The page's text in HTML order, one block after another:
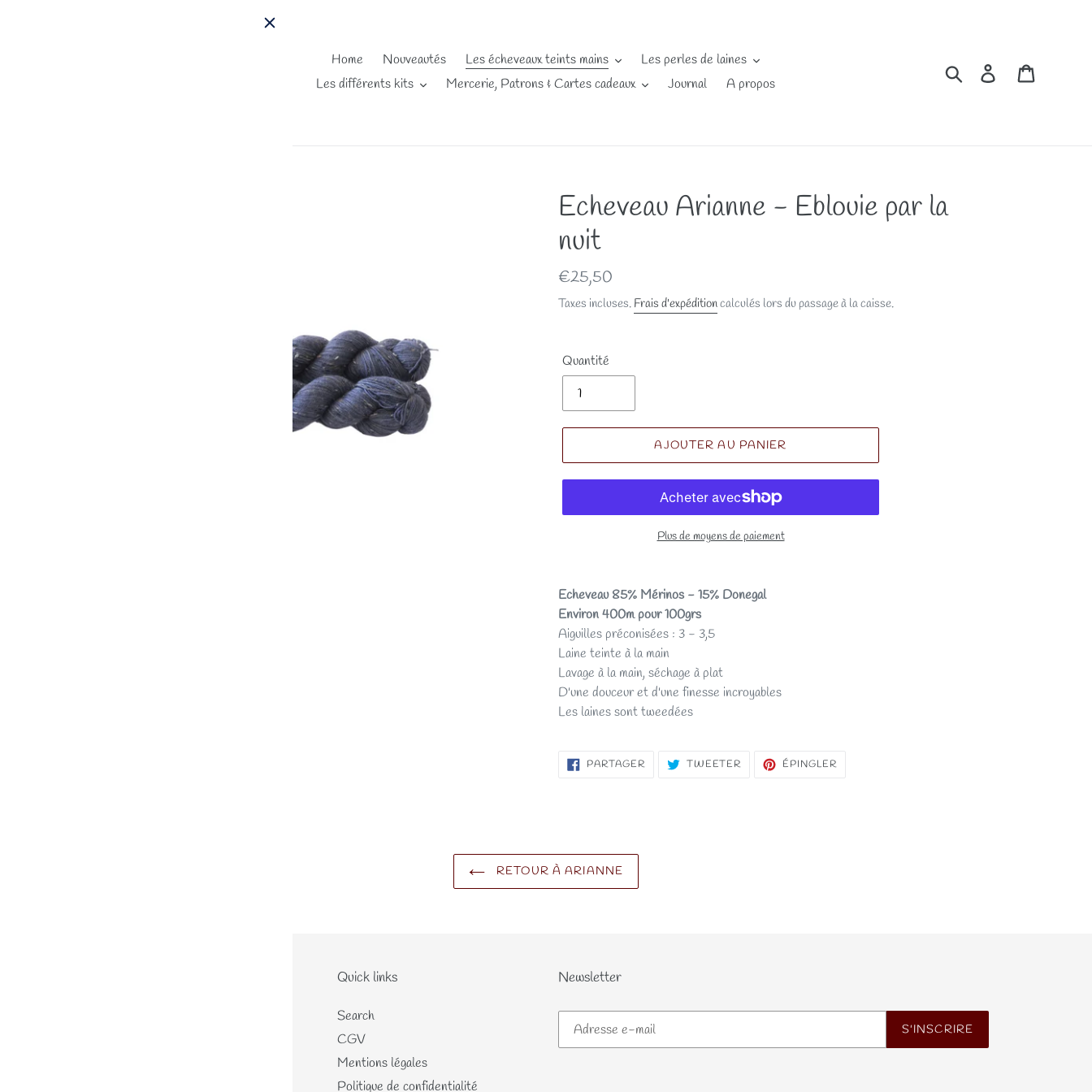
Home Nouveautés Les écheveaux teints mains
Les perles de laines
Les différents kits
Mercerie, Patrons & Cartes cadeaux Journal A propos
RechercherSe connecter
Echeveau Arianne - Eblouie par la
nuit
Prix
normal
€25,50
Taxes incluses. Frais d'expéditioncalculés lors du passage à la caisse.
Quantité
AJOUTER AU PANIER
Plus de moyens de paiement
Echeveau 85% Mérinos - 15% Donegal
Environ 400m pour 100grs
Aiguilles préconisées : 3 - 3,5
Laine teinte à la main
Lavage à la main, séchage à plat
D'une douceur et d'une finesse incroyables
Les laines sont tweedées
PARTAGERPARTAGER
SUR
TWEETER TWEETERÉPINGLER
RETOUR À ARIANNE
Quick links
Search
CGV
Mentions légales
Politique de confidentialité
Newsletter
S'INSCRIRE